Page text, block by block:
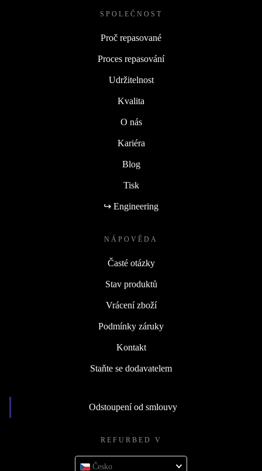
SPOLEČNOST
Proč repasované
Proces repasování
Udržitelnost
Kvalita
O nás
Kariéra
Blog
Tisk
↪ Engineering
NÁPOVĚDA
Časté otázky
Stav produktů
Vrácení zboží
Podmínky záruky
Kontakt
Staňte se dodavatelem
Odstoupení od smlouvy
REFURBED V
Česko